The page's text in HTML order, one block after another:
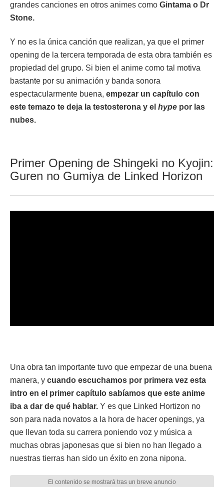
grandes canciones en otros animes como Gintama o Dr
Stone.
Y no es la única canción que realizan, ya que el primer
opening de la tercera temporada de esta obra también es
propiedad del grupo. Si bien el anime como tal motiva
bastante por su animación y banda sonora
espectacularmente buena, empezar un capítulo con
este temazo te deja la testosterona y el hype por las
nubes.
Primer Opening de Shingeki no Kyojin:
Guren no Gumiya de Linked Horizon
Una obra tan importante tuvo que empezar de una buena
manera, y cuando escuchamos por primera vez esta
intro en el primer capítulo sabíamos que este anime
iba a dar de qué hablar. Y es que Linked Hortizon no
son para nada novatos a la hora de hacer openings, ya
que llevan toda su carrera poniendo voz y música a
muchas obras japonesas que si bien no han llegado a
nuestras tierras han sido un éxito en zona nipona.